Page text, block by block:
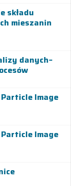
składu
mieszanin
danych–
Image
Image